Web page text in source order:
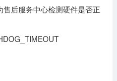
后服务中心检测硬件是否正